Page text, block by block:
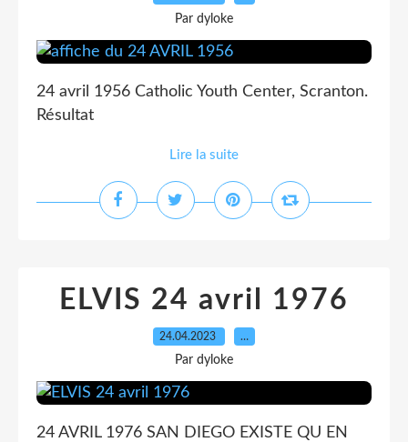
Par dyloke
24 avril 1956 Catholic Youth Center, Scranton.
Résultat
Lire la suite
ELVIS 24 avril 1976
24.04.2023 …
Par dyloke
24 AVRIL 1976 SAN DIEGO EXISTE QU EN